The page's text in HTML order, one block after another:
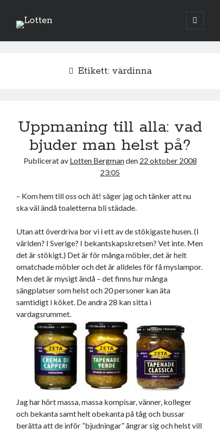
Lotten
öppna
primär
Sidopanel
T F L S
17 18 19 20 21 22 23
25 26 27 28 29 30
31
Kategorier
Kategorier
Etiketter
#blogg100 allmänbildning barn
barnen basket bil corona
död England fest film fotboll
historia hotell jobb
Etikett: värdinna
Uppmaning till alla: vad
bjuder man helst på?
Publicerat av Lotten Bergmanden 22 oktober 2008
23:05
– Kom hem till oss och ät! säger jag och tänker att nu
ska väl ändå toaletterna bli städade.
Utan att överdriva bor vi i ett av de stökigaste husen. (I
världen? I Sverige? I bekantskapskretsen? Vet inte. Men
det är stökigt.) Det är för många möbler, det är helt
omatchade möbler och det är alldeles för få myslampor.
Men det är mysigt ändå – det finns hur många
sängplatser som helst och 20 personer kan äta
samtidigt i köket. De andra 28 kan sitta i
vardagsrummet.
Jag har hört massa, massa kompisar, vänner, kolleger
och bekanta samt helt obekanta på tåg och bussar
berätta att de inför ”bjudningar” ångrar sig och helst vill